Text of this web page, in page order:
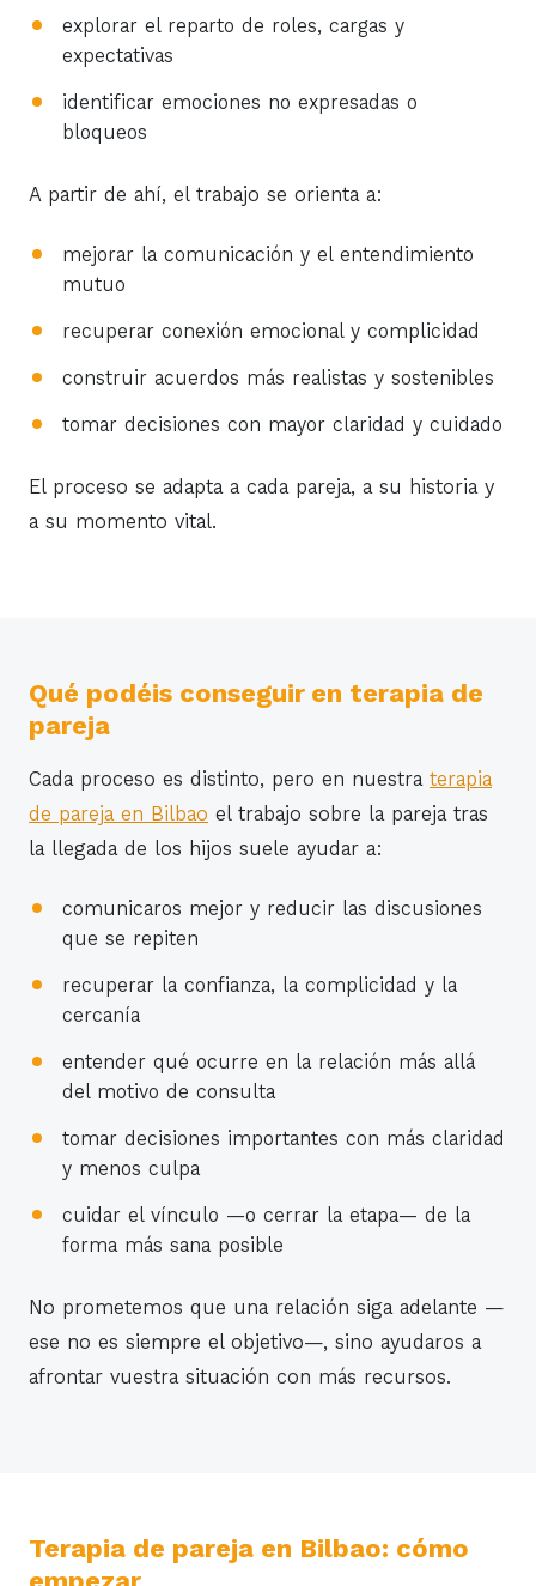
explorar el reparto de roles, cargas y
expectativas
identificar emociones no expresadas o
bloqueos
A partir de ahí, el trabajo se orienta a:
mejorar la comunicación y el entendimiento
mutuo
recuperar conexión emocional y complicidad
construir acuerdos más realistas y sostenibles
tomar decisiones con mayor claridad y cuidado
El proceso se adapta a cada pareja, a su historia y
a su momento vital.
Qué podéis conseguir en terapia de
pareja
Cada proceso es distinto, pero en nuestra terapia
de pareja en Bilbao el trabajo sobre la pareja tras
la llegada de los hijos suele ayudar a:
comunicaros mejor y reducir las discusiones
que se repiten
recuperar la confianza, la complicidad y la
cercanía
entender qué ocurre en la relación más allá
del motivo de consulta
tomar decisiones importantes con más claridad
y menos culpa
cuidar el vínculo —o cerrar la etapa— de la
forma más sana posible
No prometemos que una relación siga adelante —
ese no es siempre el objetivo—, sino ayudaros a
afrontar vuestra situación con más recursos.
Terapia de pareja en Bilbao: cómo